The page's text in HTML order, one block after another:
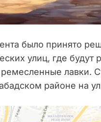
было принято
улиц, где
лавки.
районе на